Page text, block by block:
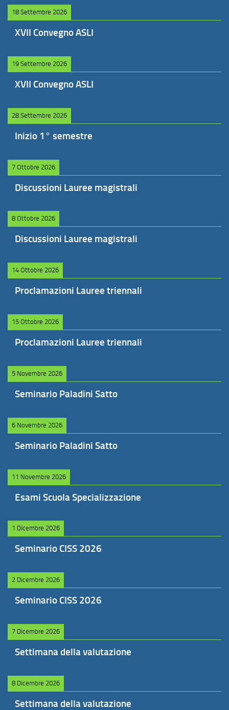
18 Settembre 2026
XVII Convegno ASLI
19 Settembre 2026
XVII Convegno ASLI
28 Settembre 2026
Inizio 1° semestre
7 Ottobre 2026
Discussioni Lauree magistrali
8 Ottobre 2026
Discussioni Lauree magistrali
14 Ottobre 2026
Proclamazioni Lauree triennali
15 Ottobre 2026
Proclamazioni Lauree triennali
5 Novembre 2026
Seminario Paladini Satto
6 Novembre 2026
Seminario Paladini Satto
11 Novembre 2026
Esami Scuola Specializzazione
1 Dicembre 2026
Seminario CISS 2026
2 Dicembre 2026
Seminario CISS 2026
7 Dicembre 2026
Settimana della valutazione
8 Dicembre 2026
Settimana della valutazione